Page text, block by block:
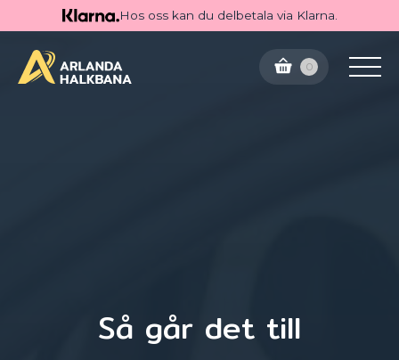
Hos oss kan du delbetala via Klarna.
0
Så går det till